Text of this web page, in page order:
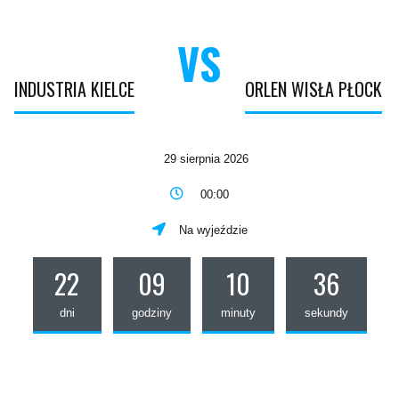
INDUSTRIA KIELCE VS ORLEN WISŁA PŁOCK
29 sierpnia 2026
00:00
Na wyjeździe
22
dni
09
godziny
10
minuty
36
sekundy